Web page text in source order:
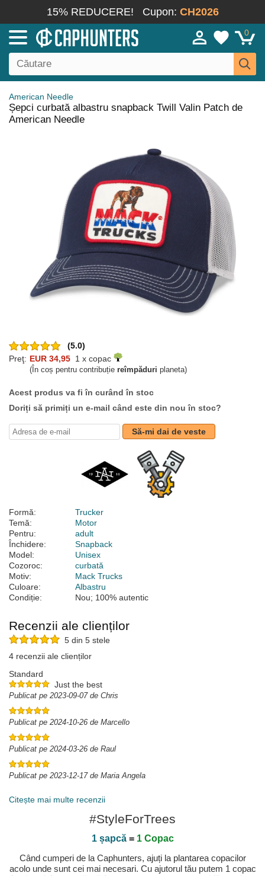
15% REDUCERE! Cupon: CH2026
0
American Needle
Șepci curbată albastru snapback Twill Valin Patch de
American Needle
(5.0)
Preţ: EUR 34,95 1 x copac
(În coș pentru contribuție reîmpăduri planeta)
Acest produs va fi în curând în stoc
Doriți să primiți un e-mail când este din nou în stoc?
Să-mi dai de veste
Formă:
Trucker
Temă:
Motor
Pentru:
adult
Închidere:
Snapback
Model:
Unisex
Cozoroc:
curbată
Motiv:
Mack Trucks
Culoare:
Albastru
Condiție:
Nou; 100% autentic
Recenzii ale clienților
5 din 5 stele
4 recenzii ale clienților
Standard
Just the best
Publicat pe 2023-09-07 de Chris
Publicat pe 2024-10-26 de Marcello
Publicat pe 2024-03-26 de Raul
Publicat pe 2023-12-17 de Maria Angela
Citește mai multe recenzii
#StyleForTrees
1 șapcă= 1 Copac
Când cumperi de la Caphunters, ajuți la plantarea copacilor
acolo unde sunt cei mai necesari. Cu ajutorul tău putem 1 copac